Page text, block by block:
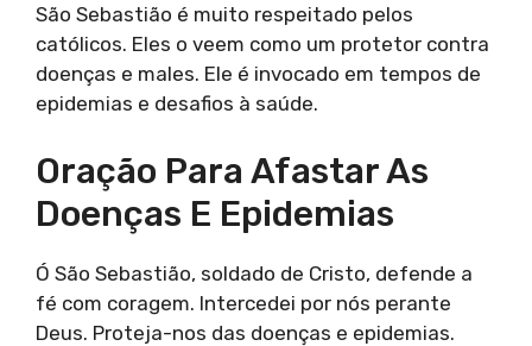
São Sebastião é muito respeitado pelos
católicos. Eles o veem como um protetor contra
doenças e males. Ele é invocado em tempos de
epidemias e desafios à saúde.
Oração Para Afastar As
Doenças E Epidemias
Ó São Sebastião, soldado de Cristo, defende a
fé com coragem. Intercedei por nós perante
Deus. Proteja-nos das doenças e epidemias.